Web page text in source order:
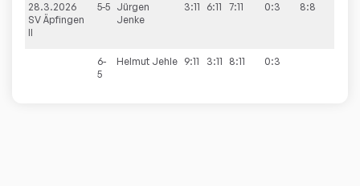
28.3.2026
SV Äpfingen
II
5-5 Jürgen
Jenke
3:11 6:11 7:11 0:3 8:8
6-
5
Helmut Jehle 9:11 3:11 8:11 0:3